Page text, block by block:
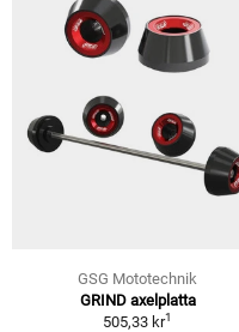
GSG Mototechnik
GRIND axelplatta
505,33 kr1